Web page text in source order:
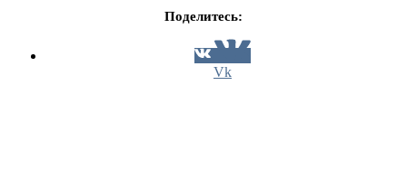
Поделитесь:
Vk